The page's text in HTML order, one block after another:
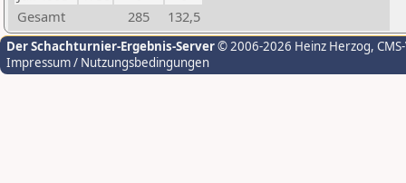
Gesamt
285 132,5
Der Schachturnier-Ergebnis-Server© 2006-2026 Heinz Herzog,
Impressum / Nutzungsbedingungen